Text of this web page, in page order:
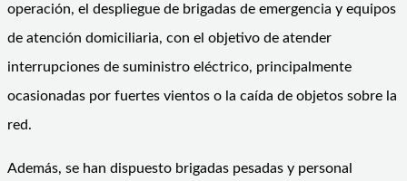
operación, el despliegue de brigadas de emergencia y equipos
de atención domiciliaria, con el objetivo de atender
interrupciones de suministro eléctrico, principalmente
ocasionadas por fuertes vientos o la caída de objetos sobre la
red.
Además, se han dispuesto brigadas pesadas y personal